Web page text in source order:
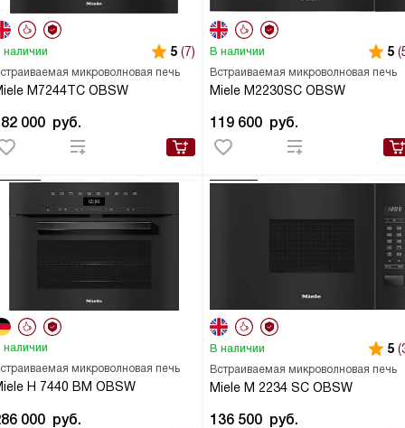
микроволновая печь
M7244TC OBSW
наличии 5 (7)
000 руб.
Встраиваемая микроволновая печь
Miele M2230SC OBSW
В наличии 5
119 600 руб.
микроволновая печь
H 7440 BM OBSW
наличии
000 руб.
Встраиваемая микроволновая печь
Miele M 2234 SC OBSW
В наличии 5
136 500 руб.